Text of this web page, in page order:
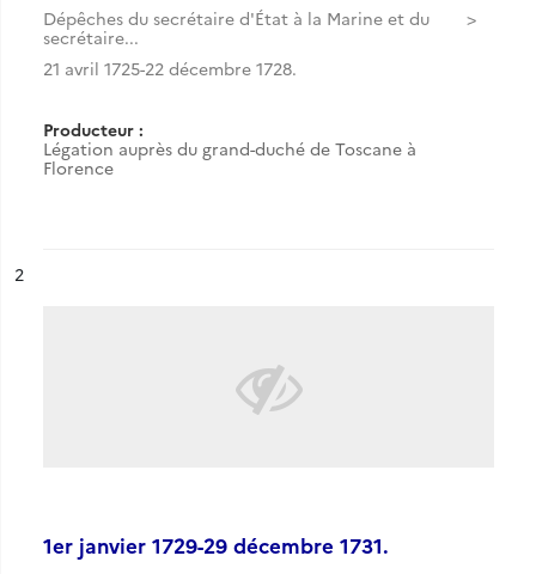
Dépêches du secrétaire d'État à la Marine et du
secrétaire...
21 avril 1725-22 décembre 1728.
Producteur :
Légation auprès du grand-duché de Toscane à
Florence
n°
2
1er janvier 1729-29 décembre 1731.